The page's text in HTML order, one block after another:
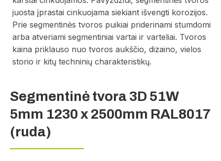
juosta įprastai cinkuojama siekiant išvengti korozijos.
Prie segmentinės tvoros puikiai priderinami stumdomi
arba atveriami segmentiniai vartai ir varteliai. Tvoros
kaina priklauso nuo tvoros aukščio, dizaino, vielos
storio ir kitų techninių charakteristikų.
Segmentinė tvora 3D 51W
5mm 1230 x 2500mm RAL8017
(ruda)